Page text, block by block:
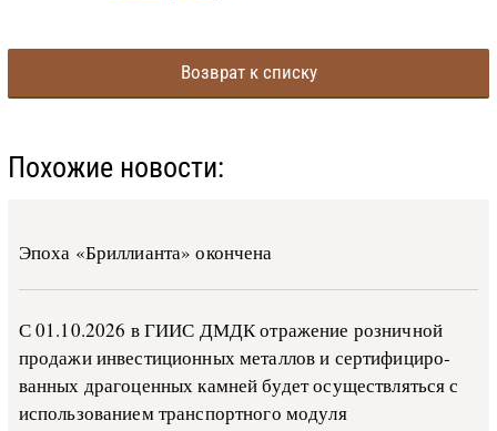
Возврат к списку
Похожие новости:
Эпоха «Бриллианта» окончена
С 01.10.2026 в ГИИС ДМДК от­ра­же­ние роз­ни­ч­ной
про­да­жи ин­ве­сти­ци­он­ных ме­тал­лов и сер­ти­фи­ци­ро­
ван­ных дра­го­цен­ных ка­м­ней бу­дет осу­ще­ств­лять­ся с
ис­поль­зо­ва­ни­ем тран­с­пор­т­но­го мо­ду­ля